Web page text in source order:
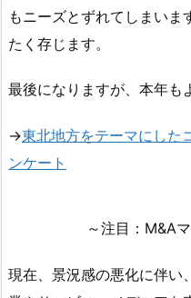
もニーズとずれてしまいま
たく存じます。
最後になりますが、本年も
→東北地方をテーマにした
ンケート
～注目：M&A
現在、景況感の悪化に伴い